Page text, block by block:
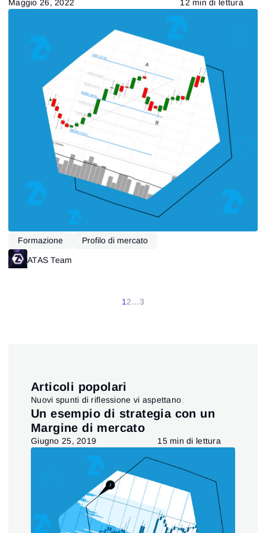
Maggio 26, 2022 12 min di lettura
Formazione Profilo di mercato
ATAS Team
12...3
Articoli popolari
Nuovi spunti di riflessione vi aspettano
Un esempio di strategia con un
Margine di mercato
Giugno 25, 2019 15 min di lettura